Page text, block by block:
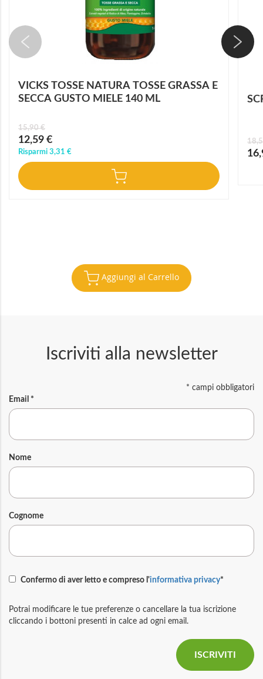
VICKS TOSSE NATURA TOSSE GRASSA E
SECCA GUSTO MIELE 140 ML
Prezzo
speciale
12,59 €
15,90 €
Risparmi 3,31 €
Aggiungi al Carrello
Iscriviti alla newsletter
* campi obbligatori
Email *
Nome
Cognome
Confermo di aver letto e compreso l'informativa privacy*
Potrai modificare le tue preferenze o cancellare la tua iscrizione
cliccando i bottoni presenti in calce ad ogni email.